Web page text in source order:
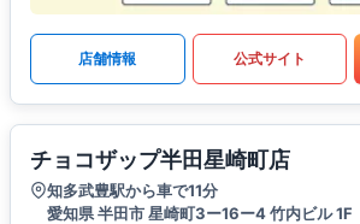
店舗情報 公式サイト
チョコザップ半田星崎町店
知多武豊駅から車で11分
愛知県 半田市 星崎町3ー16ー4 竹内ビル 1F